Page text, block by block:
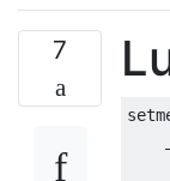
7